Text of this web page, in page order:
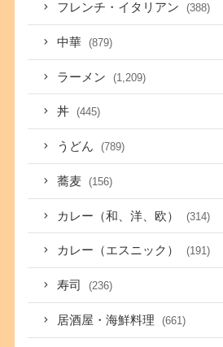
フレンチ・イタリアン (388)
中華 (879)
ラーメン (1,209)
丼 (445)
うどん (789)
蕎麦 (156)
カレー（和、洋、欧） (314)
カレー（エスニック） (191)
寿司 (236)
居酒屋・海鮮料理 (661)